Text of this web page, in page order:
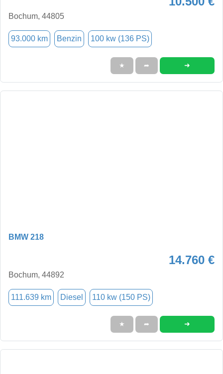
Bochum, 44805
93.000 km Benzin 100 kw (136 PS)
★ ➦ ➜
BMW 218
14.760 €
Bochum, 44892
111.639 km Diesel 110 kw (150 PS)
★ ➦ ➜